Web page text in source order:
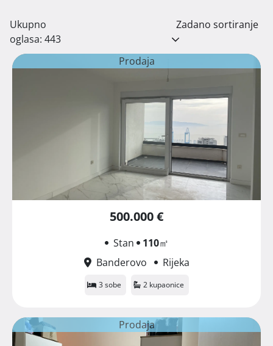
Ukupno
oglasa: 443
Zadano sortiranje
Prodaja
500.000 €
Stan 110㎡
Banderovo
Rijeka
3 sobe 2 kupaonice
Prodaja